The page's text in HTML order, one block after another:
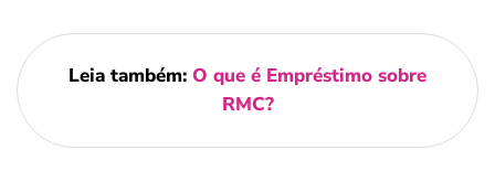
Leia também: O que é Empréstimo sobre
RMC?